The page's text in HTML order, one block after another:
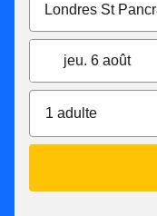
jeu. 6 août
1 adulte